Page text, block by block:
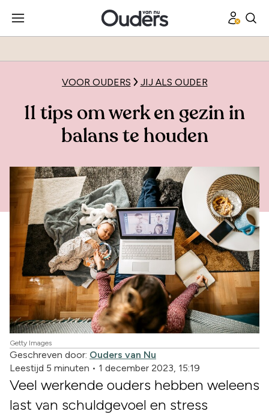
VOOR OUDERS JIJ ALS OUDER
11 tips om werk en gezin in
balans te houden
Getty Images
Geschreven door: Ouders van Nu
Leestijd 5 minuten • 1 december 2023, 15:19
Veel werkende ouders hebben weleens
last van schuldgevoel en stress